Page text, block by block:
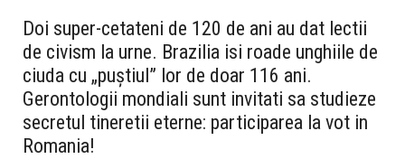
Doi super-cetateni de 120 de ani au dat lectii
de civism la urne. Brazilia isi roade unghiile de
ciuda cu „puștiul” lor de doar 116 ani.
Gerontologii mondiali sunt invitati sa studieze
secretul tineretii eterne: participarea la vot in
Romania!